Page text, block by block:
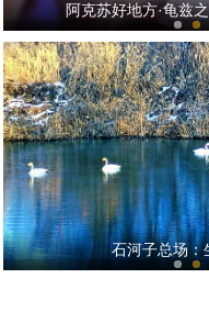
阿克苏好地方·龟兹
生态持续向好
石河子总场：